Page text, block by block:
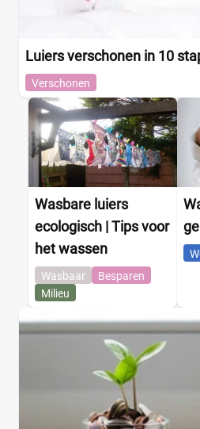
Luiers verschonen in 10
Verschonen
Wasbare luiers
ecologisch | Tips voor
het wassen
Wasbaar
Besparen
Milieu